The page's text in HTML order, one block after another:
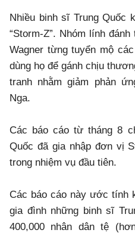
Nhiều binh sĩ Trung Quốc
“Storm-Z”. Nhóm lính
Wagner từng tuyển mộ
dùng họ để gánh chịu
tranh nhằm giảm phản
Nga.
Các báo cáo từ tháng 8
Quốc đã gia nhập đơn vị
trong nhiệm vụ đầu tiên.
Các báo cáo này ước tính
gia đình những binh sĩ
400,000 nhân dân tệ